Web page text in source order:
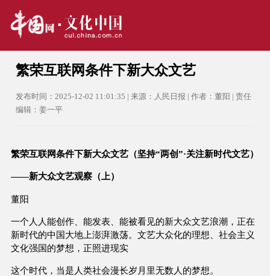
繁荣互联网条件下新大众文艺
发布时间：2025-12-02 11:01:35 | 来源：人民日报 | 作者：董阳 | 责任
编辑：姜一平
繁荣互联网条件下新大众文艺（坚持“两创”·关注新时代文艺）
——新大众文艺观察（上）
董阳
一个人人能创作、能发表、能被看见的新大众文艺浪潮，正在
新时代的中国大地上澎湃激荡。文艺大众化的理想、社会主义
文化强国的梦想，正照进现实
这个时代，当是人类社会漫长岁月里无数人的梦想。